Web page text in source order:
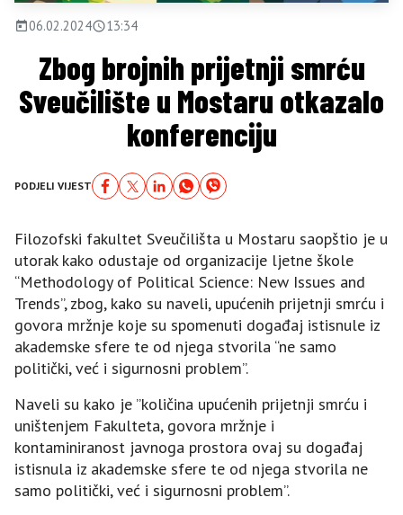
06.02.2024 13:34
Zbog brojnih prijetnji smrću
Sveučilište u Mostaru otkazalo
konferenciju
PODJELI VIJEST
Filozofski fakultet Sveučilišta u Mostaru saopštio je u
utorak kako odustaje od organizacije ljetne škole
“Methodology of Political Science: New Issues and
Trends”, zbog, kako su naveli, upućenih prijetnji smrću i
govora mržnje koje su spomenuti događaj istisnule iz
akademske sfere te od njega stvorila “ne samo
politički, već i sigurnosni problem”.
Naveli su kako je ”količina upućenih prijetnji smrću i
uništenjem Fakulteta, govora mržnje i
kontaminiranost javnoga prostora ovaj su događaj
istisnula iz akademske sfere te od njega stvorila ne
samo politički, već i sigurnosni problem”.